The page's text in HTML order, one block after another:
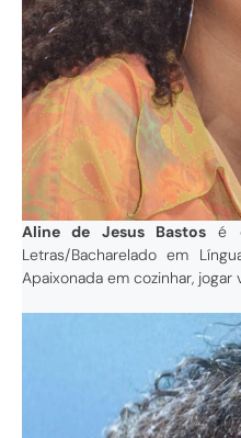
Aline de Jesus Bastos é
Letras/Bacharelado em
Apaixonada em cozinhar,